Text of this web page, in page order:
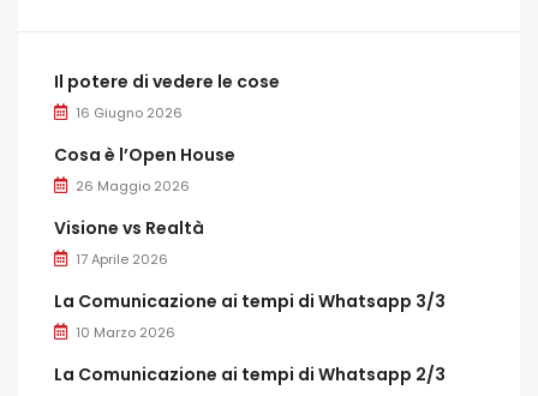
Il potere di vedere le cose
16 Giugno 2026
Cosa è l’Open House
26 Maggio 2026
Visione vs Realtà
17 Aprile 2026
La Comunicazione ai tempi di Whatsapp 3/3
10 Marzo 2026
La Comunicazione ai tempi di Whatsapp 2/3